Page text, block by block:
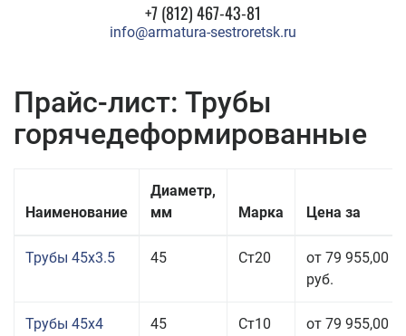
+7 (812) 467-43-81
info@armatura-sestroretsk.ru
Прайс-лист: Трубы
горячедеформированные
Наименование
Диаметр,
мм
Марка Цена за
Трубы 45x3.5 45 Ст20
от 79 955,00
руб.
Трубы 45x4 45 Ст10
от 79 955,00